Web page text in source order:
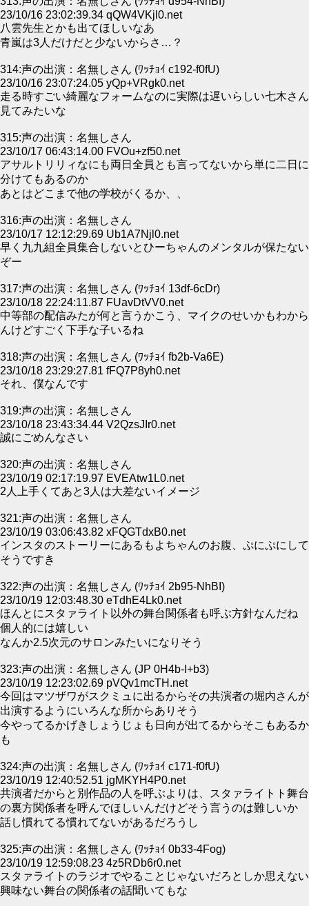
23/10/16 23:02:39.34 qQW4VKjl0.net
八雲先生とかも出てほしいなあ
青嵐は3人だけだと少ないからさ…？
314:声の出演：名無しさん (ﾜｯﾁｮｲ c192-f0fU)
23/10/16 23:07:24.05 yQp+VRgk0.net
走る時すごい綺麗なフォームなのに実際は遅いらしい七木さん
見てみたいな
315:声の出演：名無しさん
23/10/17 06:43:14.00 FVOu+zf50.net
アサルトリリィなにも両日全員とも言ってないから単に二日に
分けてもあるのか
あとはどこまで他の学校がくるか、、
316:声の出演：名無しさん
23/10/17 12:12:29.69 Ub1A7Njl0.net
早く九九組全員集合しないとひーちゃんのメンタルが保たない
ぞー
317:声の出演：名無しさん (ﾜｯﾁｮｲ 13df-6cDr)
23/10/18 22:24:11.87 FUavDtVV0.net
中等部の配信みたが何と言うかこう、マイクのせいかもわから
んけどすごく下手な子いるね
318:声の出演：名無しさん (ﾜｯﾁｮｲ fb2b-Va6E)
23/10/18 23:29:27.81 fFQ7P8yh0.net
それ、僕なんです
319:声の出演：名無しさん
23/10/18 23:43:34.44 V2QzsJIr0.net
誠にごめんなさい
320:声の出演：名無しさん
23/10/19 02:17:19.97 EVEAtw1L0.net
2人上手くてあと3人は大差ないイメージ
321:声の出演：名無しさん
23/10/19 03:06:43.82 xFQGTdxB0.net
インスタのストーリーにあるもよちゃんのお腹、ぷにぷにして
そうですき
322:声の出演：名無しさん (ﾜｯﾁｮｲ 2b95-NhBI)
23/10/19 12:03:48.30 eTdhE4Lk0.net
ほんとにスタァライト以外の舞台関係者も呼ぶ方針なんだね
個人的には嬉しい
なんか2.5次元のサロンみたいになりそう
323:声の出演：名無しさん (JP 0H4b-I+b3)
23/10/19 12:23:02.69 pVQv1mcTH.net
今回はマツザワがスクミュに出るからその共演者の堀内さんが
出演するようにいろんな所からありそう
今やってるかげきしょうじょも日向が出てるからそこもあるか
も
324:声の出演：名無しさん (ﾜｯﾁｮｲ c171-f0fU)
23/10/19 12:40:52.51 jgMKYH4P0.net
共演者だからと別作品の人を呼ぶよりは、スタァライトト舞台
の裏方関係者を呼んでほしいんだけどそう言うのは難しいか
話し慣れてる慣れてないがあるだろうし
325:声の出演：名無しさん (ﾜｯﾁｮｲ 0b33-4Fog)
23/10/19 12:59:08.23 4z5RDb6r0.net
スタァライトのラジオでやることじゃないだろとしか思えない
興味ない舞台の関係者の話聞いてもな